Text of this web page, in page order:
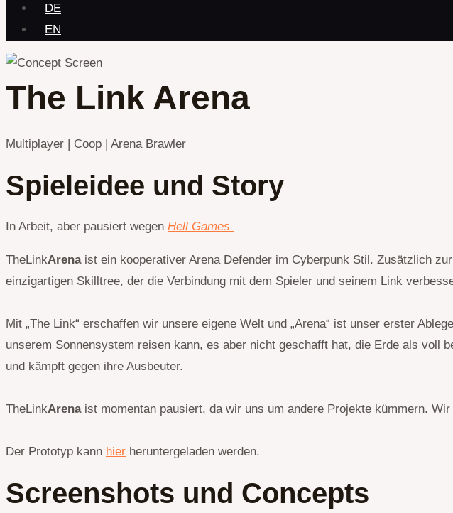
DE
EN
The Link Arena
Multiplayer | Coop | Arena Brawler
Spieleidee und Story
In Arbeit, aber pausiert wegen Hell Games
TheLinkArenaist ein kooperativer Arena Defender im Cyberpunk Stil. Zusätzlich
einzigartigen Skilltree, der die Verbindung mit dem Spieler und seinem Link
Mit „The Link“ erschaffen wir unsere eigene Welt und „Arena“ ist unser erster
unserem Sonnensystem reisen kann, es aber nicht geschafft hat, die Erde als voll
und kämpft gegen ihre Ausbeuter.
TheLinkArenaist momentan pausiert, da wir uns um andere Projekte kümmern.
Der Prototyp kann hier heruntergeladen werden.
Screenshots und Concepts